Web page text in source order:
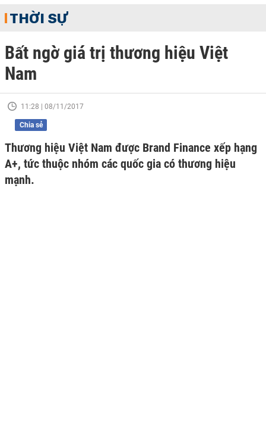
THỜI SỰ
Bất ngờ giá trị thương hiệu Việt
Nam
11:28 | 08/11/2017
Chia sẻ
Thương hiệu Việt Nam được Brand Finance xếp hạng
A+, tức thuộc nhóm các quốc gia có thương hiệu
mạnh.